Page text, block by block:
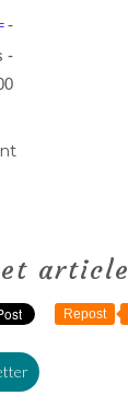
-
-
article
Repost